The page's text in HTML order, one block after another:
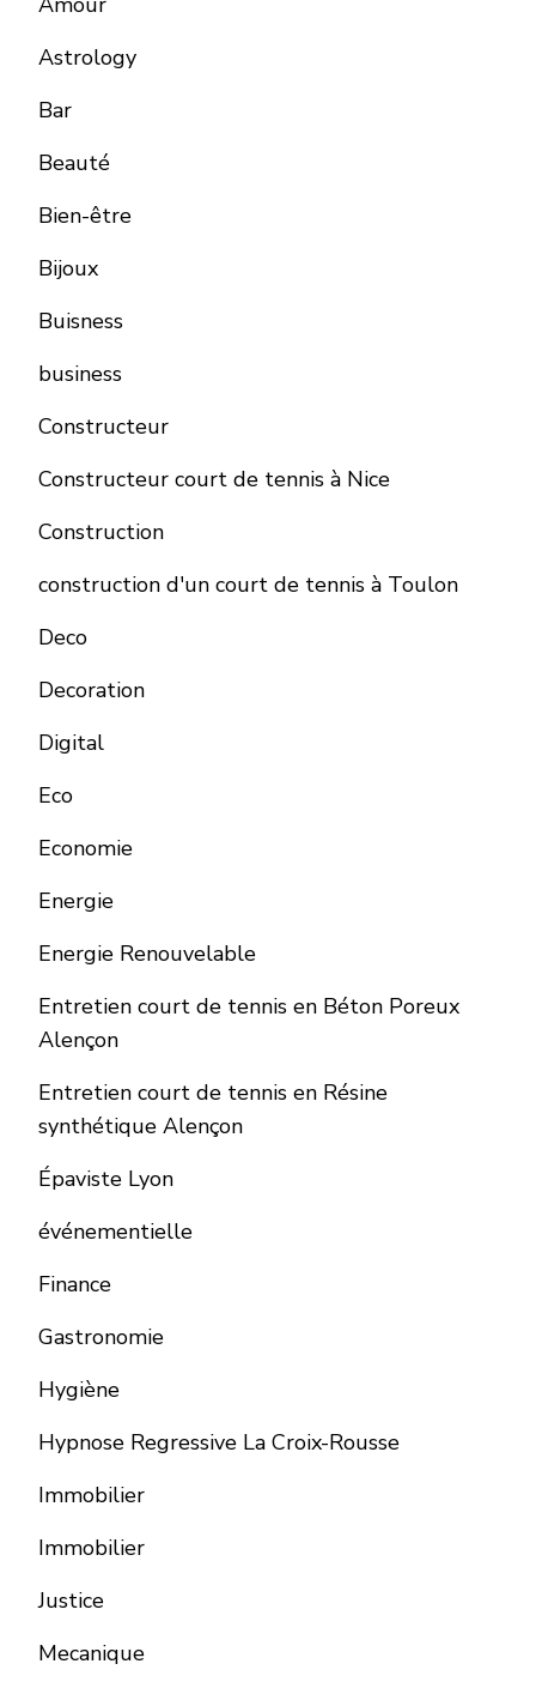
Astrology
Bar
Beauté
Bien-être
Bijoux
Buisness
business
Constructeur
Constructeur court de tennis à Nice
Construction
construction d'un court de tennis à Toulon
Deco
Decoration
Digital
Eco
Economie
Energie
Energie Renouvelable
Entretien court de tennis en Béton Poreux
Alençon
Entretien court de tennis en Résine
synthétique Alençon
Épaviste Lyon
événementielle
Finance
Gastronomie
Hygiène
Hypnose Regressive La Croix-Rousse
Immobilier
Immobilier
Justice
Mecanique